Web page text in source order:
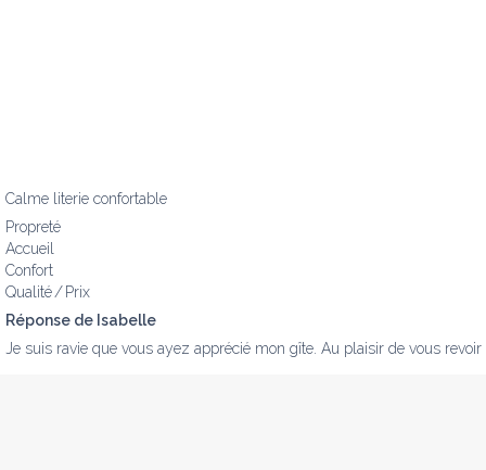
Calme literie confortable
Propreté
Accueil
Confort
Qualité / Prix
Réponse de Isabelle
Je suis ravie que vous ayez apprécié mon gîte. Au plaisir de vous revoir